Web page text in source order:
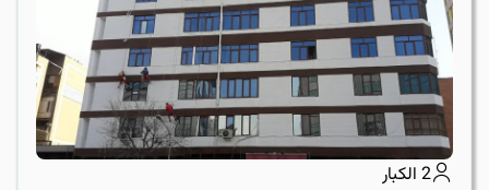
2 الكبار